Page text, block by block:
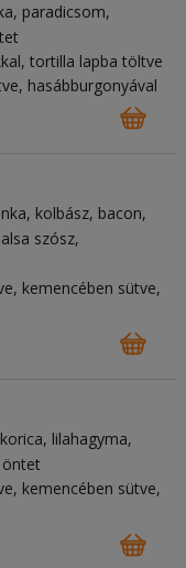
paradicsom
tortilla lapba töltve
hasábburgonyával
kolbász bacon
szósz
kemencében sütve,
lilahagyma
kemencében sütve,